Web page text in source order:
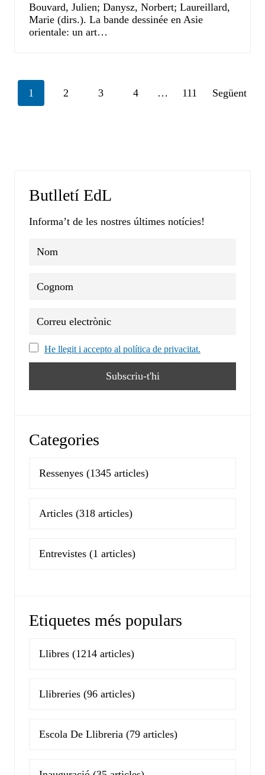
Bouvard, Julien; Danysz, Norbert; Laureillard,
Marie (dirs.). La bande dessinée en Asie
orientale: un art…
Posts
1 2 3 4 … 111 Següent
Butlletí EdL
Informa’t de les nostres últimes notícies!
He llegit i accepto al política de privacitat.
Categories
Ressenyes (1345 articles)
Articles (318 articles)
Entrevistes (1 articles)
Etiquetes més populars
Llibres (1214 articles)
Llibreries (96 articles)
Escola De Llibreria (79 articles)